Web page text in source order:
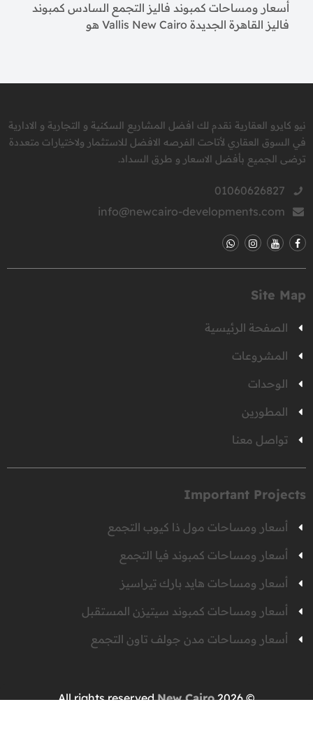
أسعار ومساحات كمبوند فاليز التجمع السادس كمبوند
فاليز القاهرة الجديدة Vallis New Cairo هو
نيو كايرو العقارية نقدم لك افضل المشاريع السكنية و التجارية و الادارية
في السوق العقاري لأتاحت الفرصه الافضل للاستثمار ولاختيارات متعددة
ترضى الجميع بأفضل الاسعار و طرق السداد.
01060626827
info@newcairo-developments.com
Site Map
الصفحة الرئيسية
المشروعات
الوحدات
المطورين
تواصل معنا
Important Projects
أسعار ومساحات مول ذا كيوب التجمع
أسعار ومساحات كمبوند فيا التجمع
أسعار ومساحات هايد بارك تيراسيز
أسعار ومساحات كمبوند سيتيزن المستقبل
أسعار ومساحات مدن جولف تاون التجمع
© 2026 All rights reserved
New Cairo